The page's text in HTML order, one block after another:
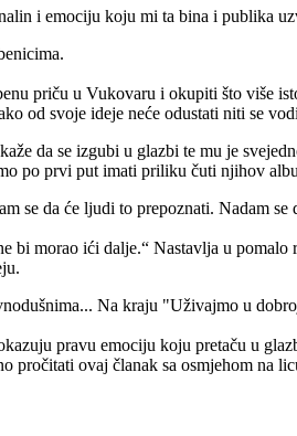
i emociju koju mi ta bina i publika
priču u Vukovaru i okupiti što više
od svoje ideje neće odustati niti se
da se izgubi u glazbi te mu je
po prvi put imati priliku čuti njihov
se da će ljudi to prepoznati. Nadam
bi morao ići dalje.“ Nastavlja u
Na kraju "Uživajmo u
pravu emociju koju pretaču u
pročitati ovaj članak sa osmjehom na